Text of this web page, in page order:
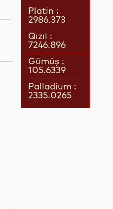
Platin :
2986.373
Qızıl :
7246.896
Gümüş :
105.6339
Palladium :
2335.0265